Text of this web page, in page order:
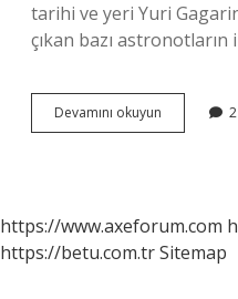
tarihi ve yeri Yuri
çıkan bazı astronotların
Devamını okuyun
Gagarin
https://www.axeforum.com
https://betu.com.trSitemap